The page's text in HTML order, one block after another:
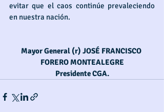
evitar que el caos continúe prevaleciendo
en nuestra nación.
Mayor General (r) JOSÉ FRANCISCO
FORERO MONTEALEGRE
Presidente CGA.